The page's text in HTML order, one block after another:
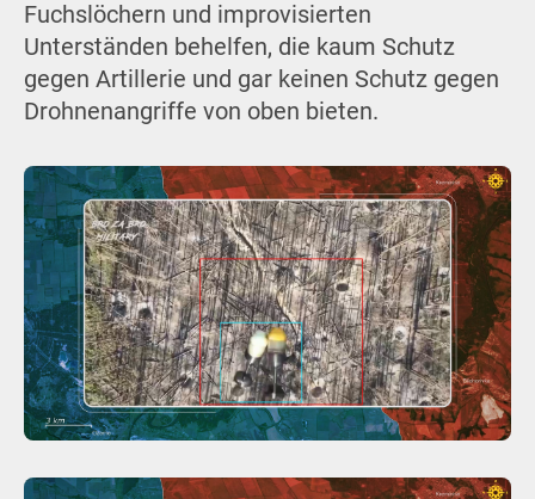
Fuchslöchern und improvisierten
Unterständen behelfen, die kaum Schutz
gegen Artillerie und gar keinen Schutz gegen
Drohnenangriffe von oben bieten.